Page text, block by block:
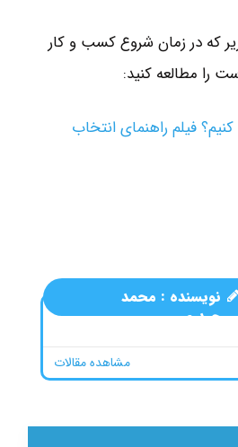
که در زمان شروع کسب و کار
را مطالعه کنید:
فیلم راهنمای انتخاب
نویسنده : محمد
حیدری
مشاهده مقالات